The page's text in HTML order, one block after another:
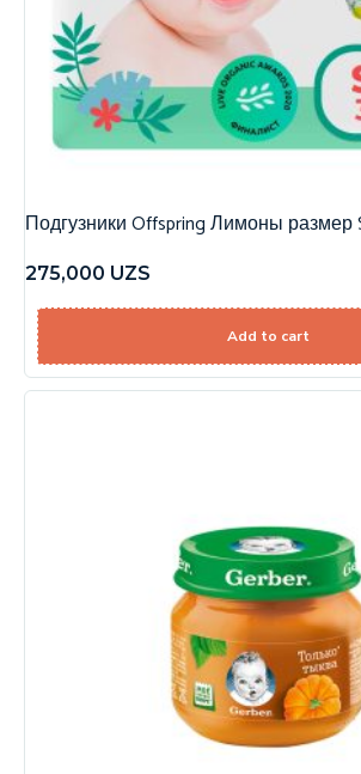
Подгузники Offspring Лимоны размер
275,000 UZS
Add to cart